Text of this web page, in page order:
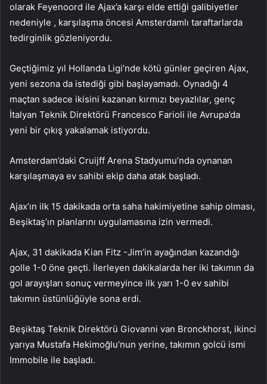
olarak Feyenoord ile Ajax’a karşı elde ettiği galibiyetler
nedeniyle , karşılaşma öncesi Amsterdamlı taraftarlarda
tedirginlik gözleniyordu.
Geçtiğimiz yıl Hollanda Ligi’nde kötü günler geçiren Ajax,
yeni sezona da istediği gibi başlayamadı. Oynadığı 4
maçtan sadece ikisini kazanan kırmızı beyazlılar, genç
İtalyan Teknik Direktörü Francesco Farioli ile Avrupa’da
yeni bir çıkış yakalamak istiyordu.
Amsterdam’daki Cruijff Arena Stadyumu’nda oynanan
karşılaşmaya ev sahibi ekip daha atak başladı.
Ajax’ın ilk 15 dakikada orta saha hakimiyetine sahip olması,
Beşiktaş’ın planlarını uygulamasına izin vermedi.
Ajax, 31 dakikada Kian Fitz -Jim’in ayağından kazandığı
golle 1-0 öne geçti. İlerleyen dakikalarda her iki takımın da
gol arayışları sonuç vermeyince ilk yarı 1-0 ev sahibi
takımın üstünlüğüyle sona erdi.
Beşiktaş Teknik Direktörü Giovanni van Bronckhorst, ikinci
yarıya Mustafa Hekimoğlu’nun yerine, takımın golcü ismi
Immobile ile başladı.